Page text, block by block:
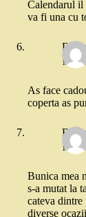
Calendarul il
va fi una cu
13
As face
coperta as
13
Bunica mea
s-a mutat la
cateva dintre
diverse